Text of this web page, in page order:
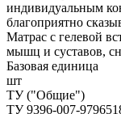
индивидуальным
благоприятно
Матрас с гелевой
мышц и суставов,
Базовая единица
шт
ТУ ("Общие")
ТУ 9396-007-